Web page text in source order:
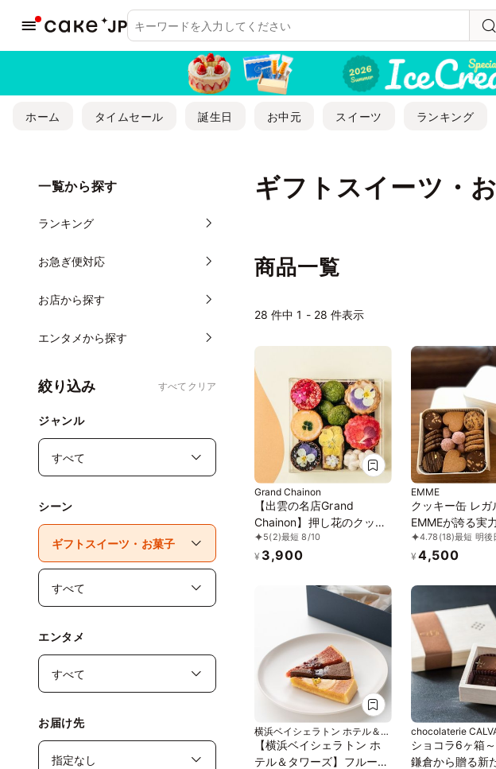
ホーム タイムセール 誕生日 お中元 スイーツ ランキング
ギフトスイーツ・
一覧から探す
ランキング
お急ぎ便対応
お店から探す
エンタメから探す
絞り込み すべてクリア
ジャンル
シーン
エンタメ
お届け先
商品一覧
28 件中 1 - 28 件表示
Grand Chainon
【出雲の名店Grand
Chainon】押し花のクッキ
ー缶 ママルニー
5(2)最短 8/10
¥ 3,900
EMME
クッキー缶 レガ
EMMEが誇る実
4.78 (18)最短 明後
¥ 4,500
横浜ベイシェラトン ホテル＆タ
ワーズ
【横浜ベイシェラトン ホ
テル＆タワーズ】フルーツ
chocolaterie
前
ショコラ6ヶ箱
鎌倉から贈る新